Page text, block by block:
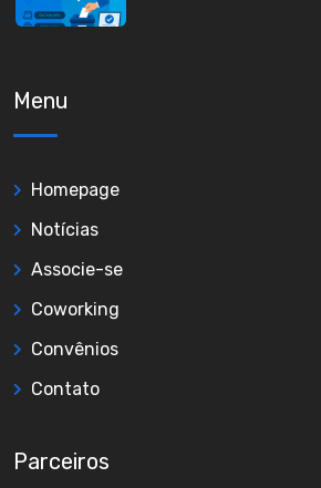
Menu
Homepage
Notícias
Associe-se
Coworking
Convênios
Contato
Parceiros